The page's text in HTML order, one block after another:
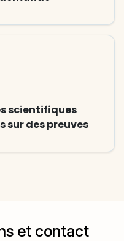
scientifiques
sur des preuves
et contact